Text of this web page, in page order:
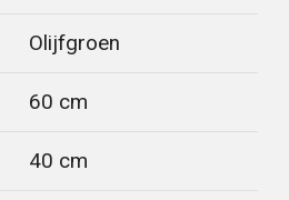
Olijfgroen
60 cm
40 cm